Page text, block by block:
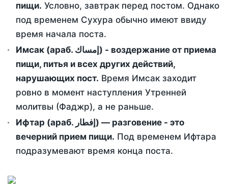
пищи. Условно, завтрак перед постом. Однако
под временем Сухура обычно имеют ввиду
время начала поста.
Имсак (араб. إمساك) - воздержание от приема
пищи, питья и всех других действий,
нарушающих пост. Время Имсак заходит
ровно в момент наступления Утренней
молитвы (Фаджр), а не раньше.
Ифтар (араб. إفطار) — разговение - это
вечерний прием пищи. Под временем Ифтара
подразумевают время конца поста.